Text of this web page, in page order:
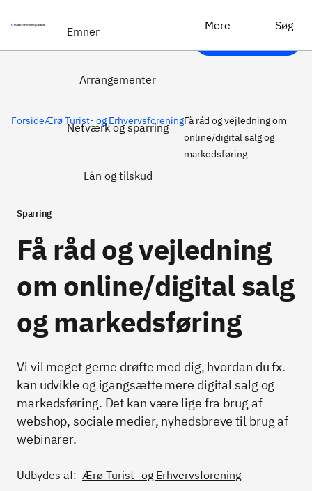
Emner
Arrangementer
Netværk og sparring
Lån og tilskud
Mere Søg
ForsideÆrø Turist- og ErhvervsforeningFå råd og vejledning om
online/digital salg og
markedsføring
Sparring
Få råd og vejledning
om online/digital salg
og markedsføring
Vi vil meget gerne drøfte med dig, hvordan du fx.
kan udvikle og igangsætte mere digital salg og
markedsføring. Det kan være lige fra brug af
webshop, sociale medier, nyhedsbreve til brug af
webinarer.
Udbydes af: Ærø Turist- og Erhvervsforening